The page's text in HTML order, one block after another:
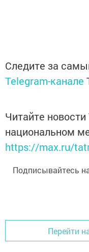
Следите за
Telegram-канале
Читайте
национальном
https://max.ru/
Подписывайтесь
Перейти